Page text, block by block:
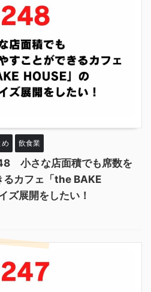
飲食業
小さな店面積でも席数を
るカフェ「the BAKE
ズ展開をしたい！